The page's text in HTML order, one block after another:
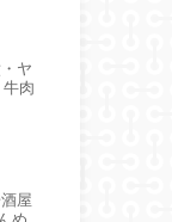
ヤ
肉
屋
め